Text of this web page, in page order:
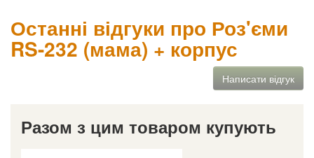
Останні відгуки про Роз'єми
RS-232 (мама) + корпус
Написати відгук
Разом з цим товаром купують